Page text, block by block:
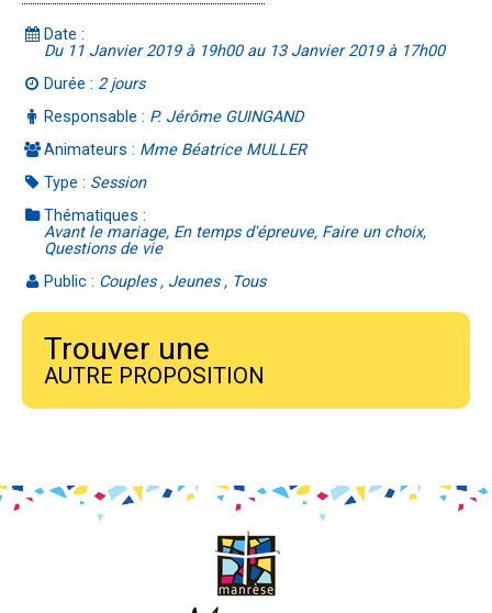
Date :
Du 11 Janvier 2019 à 19h00 au 13 Janvier 2019 à 17h00
Durée : 2 jours
Responsable : P. Jérôme GUINGAND
Animateurs : Mme Béatrice MULLER
Type : Session
Thématiques :
Avant le mariage, En temps d'épreuve, Faire un choix,
Questions de vie
Public : Couples , Jeunes , Tous
Trouver une
AUTRE PROPOSITION